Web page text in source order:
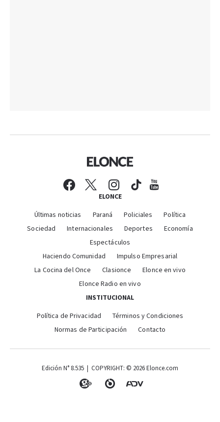
ELONCE
Últimas noticias Paraná Policiales
Política
Sociedad
Internacionales Deportes
Economía
Espectáculos
Haciendo Comunidad
Impulso Empresarial
La Cocina del Once
Clasionce
Elonce en vivo
Elonce Radio en vivo
INSTITUCIONAL
Política de Privacidad
Términos y Condiciones
Normas de Participación
Contacto
Edición N° 8.535 | COPYRIGHT: © 2026 Elonce.com